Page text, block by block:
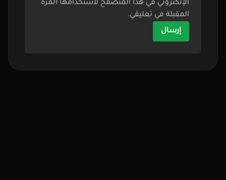
الإلكتروني في هذا المتصفح لاستخدامها المرة
المقبلة في تعليقي.